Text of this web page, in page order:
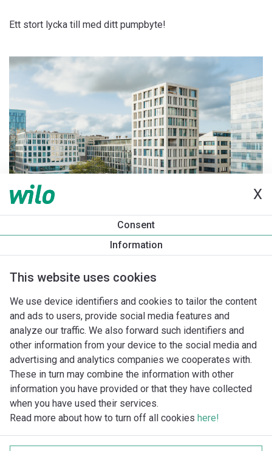
X
Consent
Information
This website uses cookies
We use device identifiers and cookies to tailor the content
and ads to users, provide social media features and
analyze our traffic. We also forward such identifiers and
other information from your device to the social media and
advertising and analytics companies we cooperates with.
These in turn may combine the information with other
information you have provided or that they have collected
when you have used their services.
Read more about how to turn off all cookies here!
Ett stort lycka till med ditt pumpbyte!
Imprint
Behandling av personuppgifter